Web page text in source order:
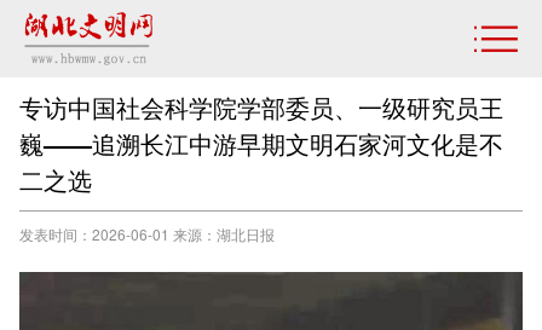
专访中国社会科学院学部委员、一级研究员王
巍——追溯长江中游早期文明石家河文化是不
二之选
发表时间：2026-06-01 来源：湖北日报